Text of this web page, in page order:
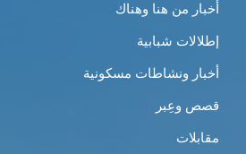
أخبار من هنا وهناك
إطلالات شبابية
أخبار ونشاطات مسكونية
قصص وعِبر
مقابلات